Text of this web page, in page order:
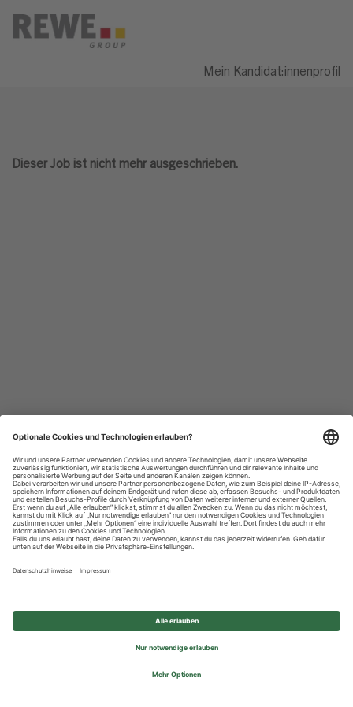
Mein Kandidat:innenprofil
Dieser Job ist nicht mehr ausgeschrieben.
Datenschutzhinweise
Impressum
Privatsphäre-Einstellungen
© 2026 REWE Group - All rights reserved